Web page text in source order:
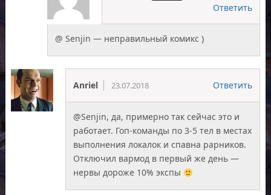
Ответить
@ Senjin — неправильный комикс )
Anriel 23.07.2018 Ответить
@Senjin, да, примерно так сейчас это и
работает. Гоп-команды по 3-5 тел в местах
выполнения локалок и спавна рарников.
Отключил вармод в первый же день —
нервы дороже 10% экспы